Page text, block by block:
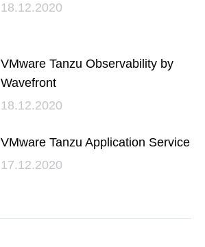
18.12.2020
VMware Tanzu Observability by
Wavefront
18.12.2020
VMware Tanzu Application Service
17.12.2020